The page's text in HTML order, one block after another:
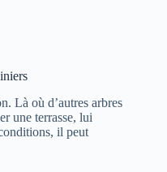
Là où d’autres arbres
une terrasse, lui
il peut